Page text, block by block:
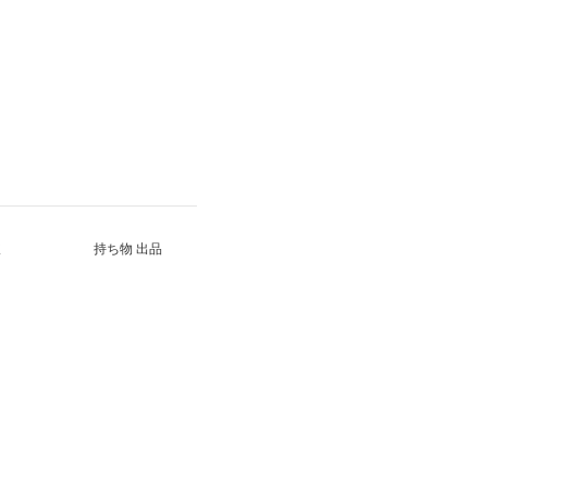
持ち物 出品